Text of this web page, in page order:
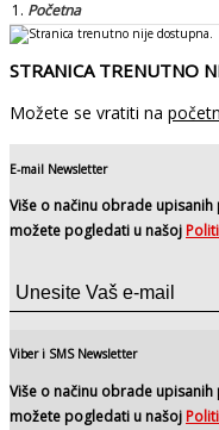
Početna
STRANICA TRENUTNO
Možete se vratiti na
E-mail Newsletter
Više o načinu obrade
možete pogledati u našoj
Viber i SMS Newsletter
Više o načinu obrade
možete pogledati u našoj